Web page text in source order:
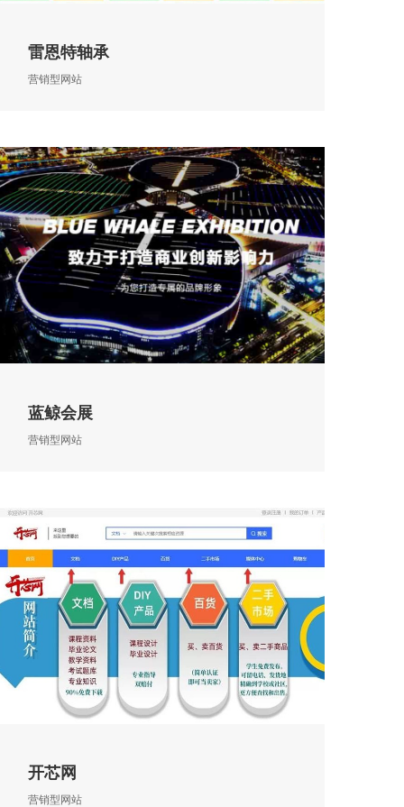
雷恩特轴承
营销型网站
蓝鲸会展
营销型网站
开芯网
营销型网站